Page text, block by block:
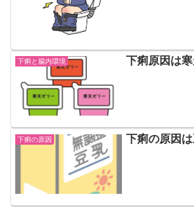
下痢と腸内環境 下痢原因は
下痢の原因 下痢の原因